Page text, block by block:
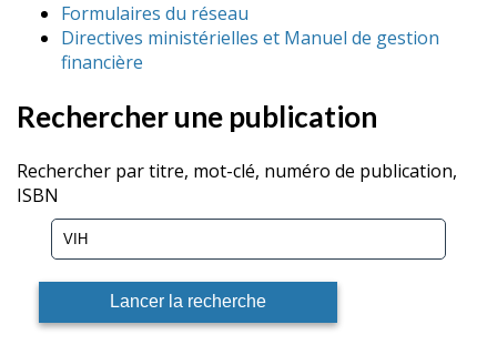
Formulaires du réseau
Directives ministérielles et Manuel de gestion
financière
Rechercher une publication
Rechercher par titre, mot-clé, numéro de publication,
ISBN